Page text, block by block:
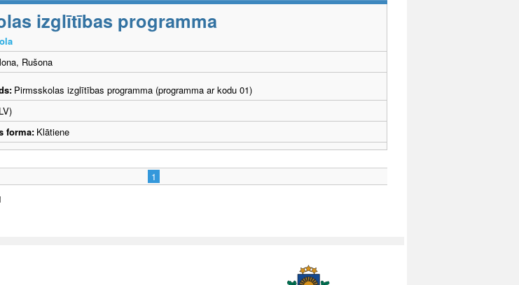
izglītības programma
Rušona
Pirmsskolas izglītības programma (programma ar kodu 01)
forma: Klātiene
1